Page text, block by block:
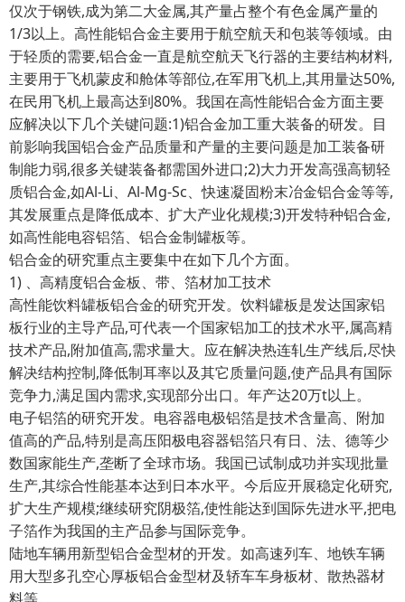
仅次于钢铁,成为第二大金属,其产量占整个有色金属产量的
1/3以上。高性能铝合金主要用于航空航天和包装等领域。由
于轻质的需要,铝合金一直是航空航天飞行器的主要结构材料,
主要用于飞机蒙皮和舱体等部位,在军用飞机上,其用量达50%,
在民用飞机上最高达到80%。我国在高性能铝合金方面主要
应解决以下几个关键问题:1)铝合金加工重大装备的研发。目
前影响我国铝合金产品质量和产量的主要问题是加工装备研
制能力弱,很多关键装备都需国外进口;2)大力开发高强高韧轻
质铝合金,如Al-Li、Al-Mg-Sc、快速凝固粉末冶金铝合金等等,
其发展重点是降低成本、扩大产业化规模;3)开发特种铝合金,
如高性能电容铝箔、铝合金制罐板等。
铝合金的研究重点主要集中在如下几个方面。
1) 、高精度铝合金板、带、箔材加工技术
高性能饮料罐板铝合金的研究开发。饮料罐板是发达国家铝
板行业的主导产品,可代表一个国家铝加工的技术水平,属高精
技术产品,附加值高,需求量大。应在解决热连轧生产线后,尽快
解决结构控制,降低制耳率以及其它质量问题,使产品具有国际
竞争力,满足国内需求,实现部分出口。年产达20万t以上。
电子铝箔的研究开发。电容器电极铝箔是技术含量高、附加
值高的产品,特别是高压阳极电容器铝箔只有日、法、德等少
数国家能生产,垄断了全球市场。我国已试制成功并实现批量
生产,其综合性能基本达到日本水平。今后应开展稳定化研究,
扩大生产规模;继续研究阴极箔,使性能达到国际先进水平,把电
子箔作为我国的主产品参与国际竞争。
陆地车辆用新型铝合金型材的开发。如高速列车、地铁车辆
用大型多孔空心厚板铝合金型材及轿车车身板材、散热器材